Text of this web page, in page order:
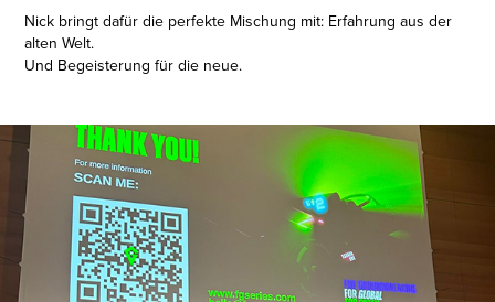
Nick bringt dafür die perfekte Mischung mit: Erfahrung aus der
alten Welt.
Und Begeisterung für die neue.